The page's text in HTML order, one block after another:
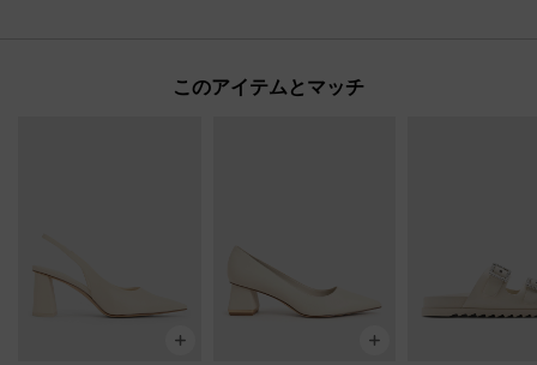
このアイテムとマッチ